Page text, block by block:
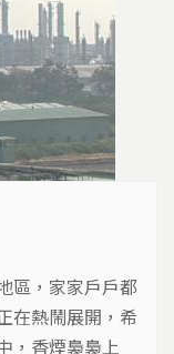
區，家家戶戶都
在熱鬧展開，希
，香煙裊裊上